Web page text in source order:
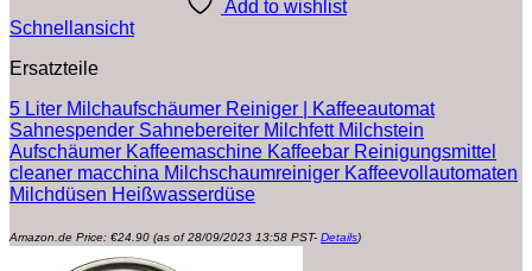
Add to wishlist
Schnellansicht
Ersatzteile
5 Liter Milchaufschäumer Reiniger | Kaffeeautomat
Sahnespender Sahnebereiter Milchfett Milchstein
Aufschäumer Kaffeemaschine Kaffeebar Reinigungsmittel
cleaner macchina Milchschaumreiniger Kaffeevollautomaten
Milchdüsen Heißwasserdüse
Amazon.de Price: €24.90 (as of 28/09/2023 13:58 PST- Details)